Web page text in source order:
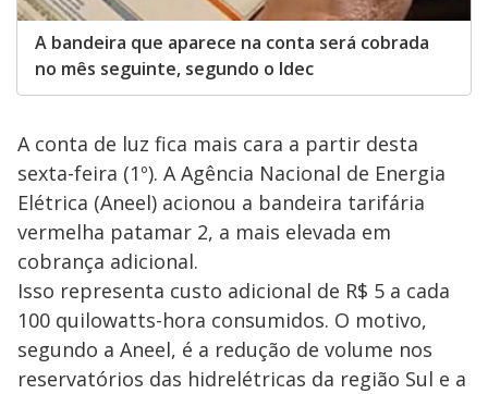
A bandeira que aparece na conta será cobrada
no mês seguinte, segundo o Idec
A conta de luz fica mais cara a partir desta
sexta-feira (1º). A Agência Nacional de Energia
Elétrica (Aneel) acionou a bandeira tarifária
vermelha patamar 2, a mais elevada em
cobrança adicional.
Isso representa custo adicional de R$ 5 a cada
100 quilowatts-hora consumidos. O motivo,
segundo a Aneel, é a redução de volume nos
reservatórios das hidrelétricas da região Sul e a